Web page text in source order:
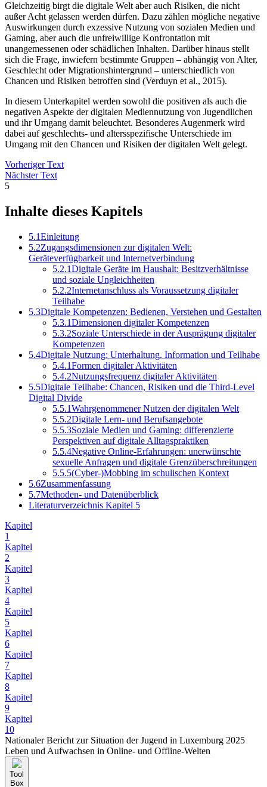
Gleichzeitig birgt die digitale Welt aber auch Risiken, die nicht
außer Acht gelassen werden dürfen. Dazu zählen mögliche negative
Auswirkungen durch exzessive Nutzung von sozialen Medien und
Gaming, aber auch die unfreiwillige Konfrontation mit
unangemessenen oder schädlichen Inhalten. Darüber hinaus stellt
sich die Frage, inwiefern bestimmte Gruppen – abhängig von Alter,
Geschlecht oder Migrationshintergrund – unterschiedlich von
Chancen und Risiken betroffen sind (Verduyn et al., 2015).
In diesem Unterkapitel werden sowohl die positiven als auch die
negativen Aspekte der digitalen Mediennutzung von Jugendlichen
und ihr Umgang damit beleuchtet. Besonderes Augenmerk wird
dabei auf geschlechts- und altersspezifische Unterschiede im
Umgang mit den Chancen und Risiken der digitalen Welt gelegt.
Vorheriger Text
Nächster Text
5
Inhalte dieses Kapitels
5.1Einleitung
5.2Zugangsdimensionen zur digitalen Welt:
Geräteverfügbarkeit und Internetverbindung
5.2.1Digitale Geräte im Haushalt: Besitzverhältnisse
und soziale Ungleichheiten
5.2.2Internetanschluss als Voraussetzung digitaler
Teilhabe
5.3Digitale Kompetenzen: Bedienen, Verstehen und Gestalten
5.3.1Dimensionen digitaler Kompetenzen
5.3.2Soziale Unterschiede in der Ausprägung digitaler
Kompetenzen
5.4Digitale Nutzung: Unterhaltung, Information und Teilhabe
5.4.1Formen digitaler Aktivitäten
5.4.2Nutzungsfrequenz digitaler Aktivitäten
5.5Digitale Teilhabe: Chancen, Risiken und die Third‑Level
Digital Divide
5.5.1Wahrgenommener Nutzen der digitalen Welt
5.5.2Digitale Lern- und Berufsangebote
5.5.3Soziale Medien und Gaming: differenzierte
Perspektiven auf digitale Alltagspraktiken
5.5.4Negative Online-Erfahrungen: unerwünschte
sexuelle Anfragen und digitale Grenzüberschreitungen
5.5.5(Cyber-)Mobbing im schulischen Kontext
5.6Zusammenfassung
5.7Methoden- und Datenüberblick
Literaturverzeichnis Kapitel 5
Kapitel
1
Kapitel
2
Kapitel
3
Kapitel
4
Kapitel
5
Kapitel
6
Kapitel
7
Kapitel
8
Kapitel
9
Kapitel
10
Nationaler Bericht zur Situation der Jugend in Luxemburg 2025
Leben und Aufwachsen in Online- und Offline-Welten
Tool
Box